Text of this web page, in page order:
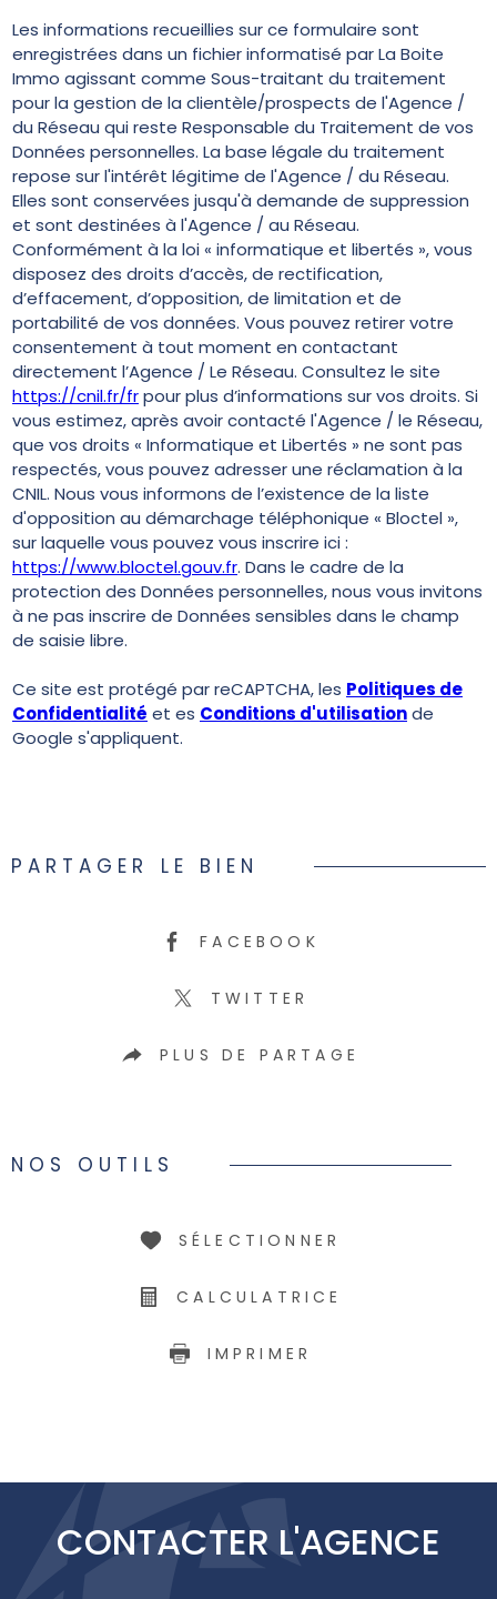
Les informations recueillies sur ce formulaire sont
enregistrées dans un fichier informatisé par La Boite
Immo agissant comme Sous-traitant du traitement
pour la gestion de la clientèle/prospects de l'Agence /
du Réseau qui reste Responsable du Traitement de vos
Données personnelles. La base légale du traitement
repose sur l'intérêt légitime de l'Agence / du Réseau.
Elles sont conservées jusqu'à demande de suppression
et sont destinées à l'Agence / au Réseau.
Conformément à la loi « informatique et libertés », vous
disposez des droits d’accès, de rectification,
d’effacement, d’opposition, de limitation et de
portabilité de vos données. Vous pouvez retirer votre
consentement à tout moment en contactant
directement l’Agence / Le Réseau. Consultez le site
https://cnil.fr/frpour plus d’informations sur vos droits. Si
vous estimez, après avoir contacté l'Agence / le Réseau,
que vos droits « Informatique et Libertés » ne sont pas
respectés, vous pouvez adresser une réclamation à la
CNIL. Nous vous informons de l’existence de la liste
d'opposition au démarchage téléphonique « Bloctel »,
sur laquelle vous pouvez vous inscrire ici :
https://www.bloctel.gouv.fr. Dans le cadre de la
protection des Données personnelles, nous vous invitons
à ne pas inscrire de Données sensibles dans le champ
de saisie libre.
Ce site est protégé par reCAPTCHA, les Politiques de
Confidentialité et es Conditions d'utilisationde
Google s'appliquent.
PARTAGER LE BIEN
FACEBOOK
TWITTER
PLUS DE PARTAGE
NOS OUTILS
SÉLECTIONNER
CALCULATRICE
IMPRIMER
CONTACTER L'AGENCE